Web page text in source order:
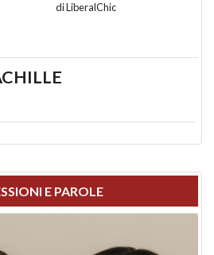
diLiberalChic
E PAROLE